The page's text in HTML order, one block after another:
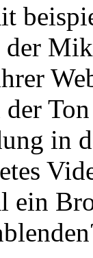
in
ein